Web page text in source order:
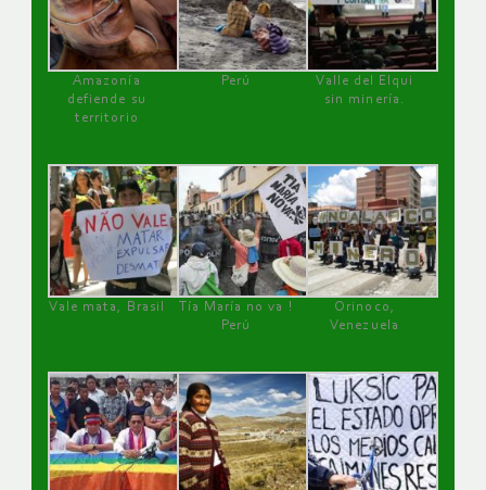
Amazonía
defiende su
territorio
Perú
Valle del Elqui
sin minería.
Vale mata, Brasil
Tía María no va !
Perú
Orinoco,
Venezuela